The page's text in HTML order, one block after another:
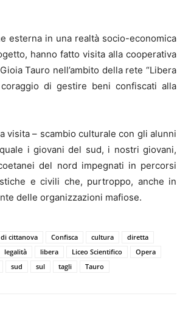
esterna in una realtà socio-economica
hanno fatto visita alla cooperativa
Tauro nell’ambito della rete “Libera
di gestire beni confiscati alla
visita – scambio culturale con gli alunni
i giovani del sud, i nostri giovani,
del nord impegnati in percorsi
e civili che, purtroppo, anche in
delle organizzazioni mafiose.
cittanova Confisca cultura
diretta
legalità libera Liceo Scientifico
Opera
sud sul tagli Tauro